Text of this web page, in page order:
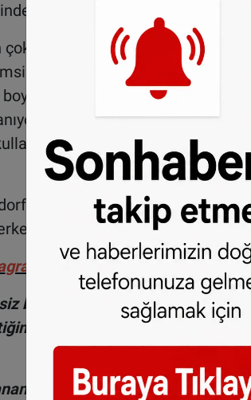
dolayı vatandaşımız çok
çok profesyonel çalıştığını
müşahitler var. Burada
oyların saklandığı odaya
Türkiye, bu konuda açık ara
merkezinde başka bu
Başkonsolosu Ayşegül Gökçen
hakkında bilgi verdi.
gram hesabımızdan
da takip
bültenimize abone olun,
haberler her gün
haberlerin her türlü hakkı